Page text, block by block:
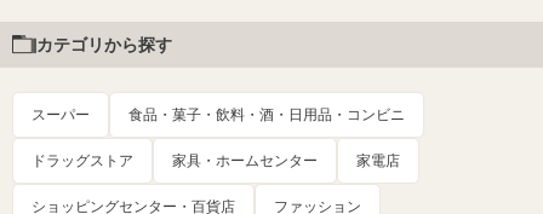
カテゴリから探す
スーパー 食品・菓子・飲料・酒・日用品・コンビニ
ドラッグストア 家具・ホームセンター 家電店
ショッピングセンター・百貨店 ファッション